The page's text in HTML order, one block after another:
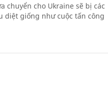
chuyển cho Ukraine sẽ bị các
diệt giống như cuộc tấn công